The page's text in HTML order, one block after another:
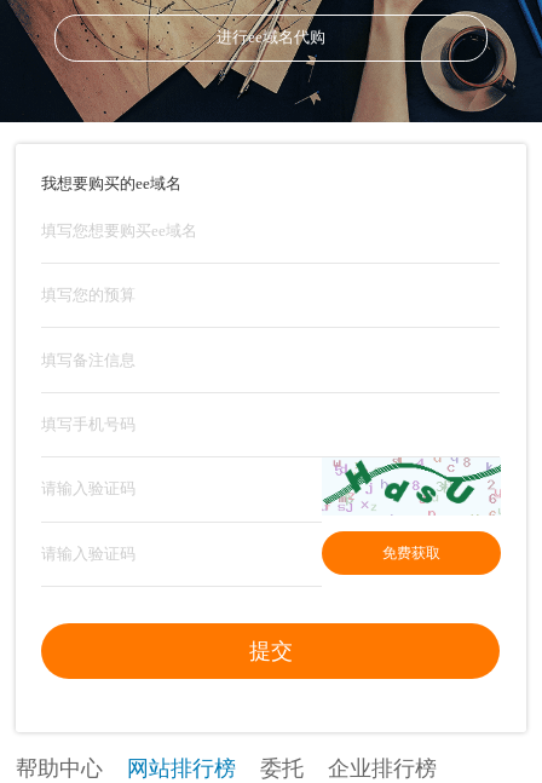
进行ee域名代购
我想要购买的ee域名
免费获取
提交
帮助中心 网站排行榜 委托 企业排行榜